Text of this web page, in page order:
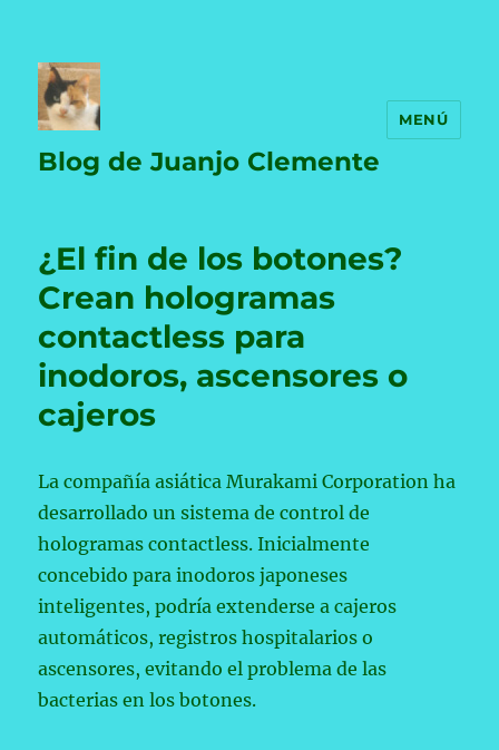
Blog de Juanjo Clemente
MENÚ
¿El fin de los botones?
Crean hologramas
contactless para
inodoros, ascensores o
cajeros
La compañía asiática Murakami Corporation ha
desarrollado un sistema de control de
hologramas contactless. Inicialmente
concebido para inodoros japoneses
inteligentes, podría extenderse a cajeros
automáticos, registros hospitalarios o
ascensores, evitando el problema de las
bacterias en los botones.